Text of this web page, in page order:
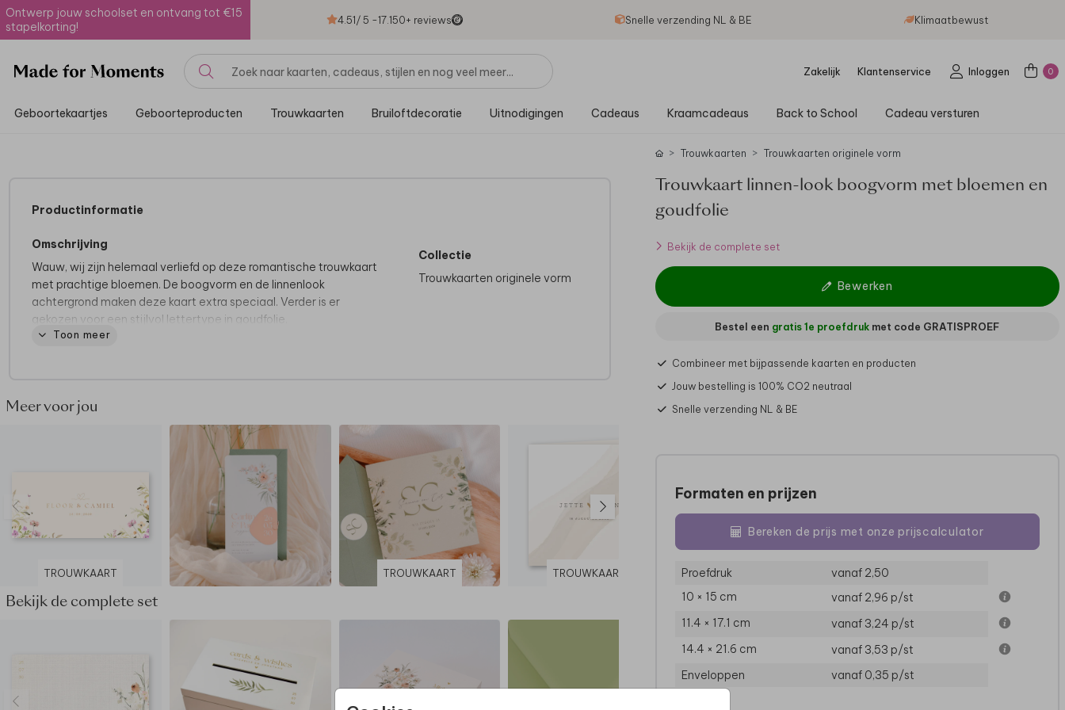
Ontwerp jouw schoolset en ontvang tot €15
stapelkorting!
4.51/ 5 -17.150+ reviews Snelle verzending NL & BE Klimaatbewust
Zakelijk Klantenservice Inloggen 0
Geboortekaartjes Geboorteproducten Trouwkaarten Bruiloftdecoratie Uitnodigingen Cadeaus Kraamcadeaus Back to School Cadeau versturen
Productinformatie
Omschrijving
Wauw, wij zijn helemaal verliefd op deze romantische trouwkaart
met prachtige bloemen. De boogvorm en de linnenlook
achtergrond maken deze kaart extra speciaal. Verder is er
gekozen voor een stijlvol lettertype in goudfolie.
Deze trouwkaart maakt deel uit van
Toon meer
Collectie
Trouwkaarten originele vorm
Meer voor jou
TROUWKAART TROUWKAART TROUWKAART TROUWKAART
Bekijk de complete set
Trouwkaarten Trouwkaarten originele vorm
Trouwkaart linnen-look boogvorm met bloemen en
goudfolie
Bekijk de complete set
Bewerken
Bestel een gratis 1e proefdruk met code GRATISPROEF
Combineer met bijpassende kaarten en producten
Jouw bestelling is 100% CO2 neutraal
Snelle verzending NL & BE
Formaten en prijzen
Bereken de prijs met onze prijscalculator
Proefdruk
vanaf 2,50
10 × 15 cm
vanaf 2,96 p/st
11.4 × 17.1 cm
vanaf 3,24 p/st
14.4 × 21.6 cm
vanaf 3,53 p/st
Enveloppen
vanaf 0,35 p/st